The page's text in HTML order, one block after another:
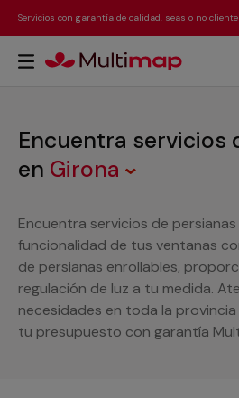
Servicios con garantía de calidad, seas o no cliente
Encuentra servicios
en Girona
Encuentra servicios de
funcionalidad de tus ventanas
de persianas enrollables,
regulación de luz a tu medida.
necesidades en toda la
tu presupuesto con garantía